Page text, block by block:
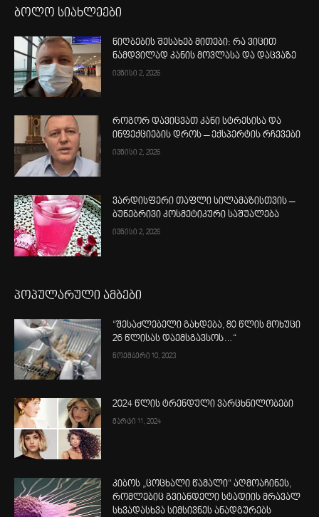
ბოლო სიახლეები
ნიღბების შესახებ მითები: რა ვიცით
ნამდვილად კანის მოვლასა და დაცვაზე
ივნისი 2, 2026
როგორ დავიცვათ კანი სტრესისა და
ინფექციების დროს – ექსპერტის რჩევები
ივნისი 2, 2026
ვარდისფერი თაფლი სილამაზისთვის –
ბუნებრივი კოსმეტიკური საშუალება
ივნისი 2, 2026
პოპულარული ამბები
“შესაძლებელი გახდება, 80 წლის მოხუცი
26 წლისას დაემსგავსოს…“
ნოემბერი 10, 2023
2024 წლის ტრენდული ვარცხნილობები
მარტი 11, 2024
კიბოს „ცოცხალი წამალი“ აღმოაჩინეს,
რომლებიც გვიანდელი სტადიის მრავალ
სხვადასხვა სიმსივნეს ანადგურებს